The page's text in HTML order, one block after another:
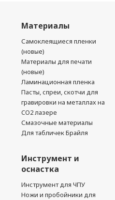
Материалы
Самоклеящиеся пленки
(новые)
Материалы для печати
(новые)
Ламинационная пленка
Пасты, спреи, скотчи для
гравировки на металлах на
CO2 лазере
Смазочные материалы
Для табличек Брайля
Инструмент и
оснастка
Инструмент для ЧПУ
Ножи и пробойники для